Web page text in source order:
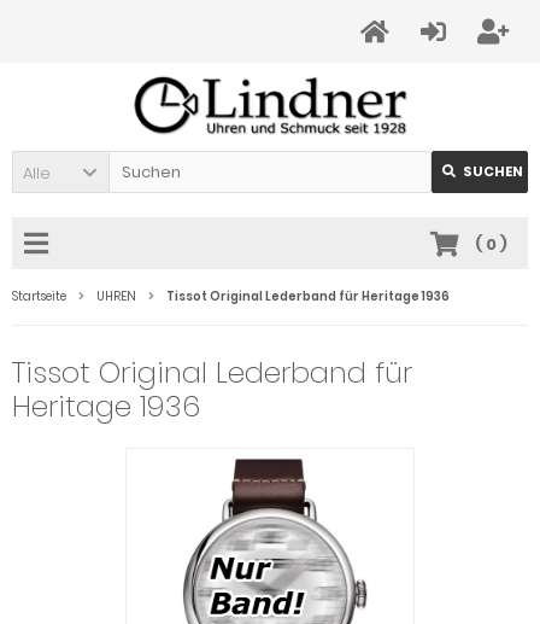
Alle SUCHEN
( 0)
Startseite UHREN Tissot Original Lederband für Heritage 1936
Tissot Original Lederband für
Heritage 1936